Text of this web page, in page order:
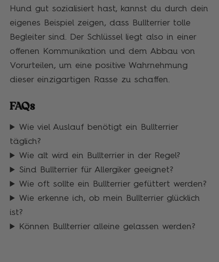
Hund gut sozialisiert hast, kannst du durch dein
eigenes Beispiel zeigen, dass Bullterrier tolle
Begleiter sind. Der Schlüssel liegt also in einer
offenen Kommunikation und dem Abbau von
Vorurteilen, um eine positive Wahrnehmung
dieser einzigartigen Rasse zu schaffen.
FAQs
Wie viel Auslauf benötigt ein Bullterrier
täglich?
Wie alt wird ein Bullterrier in der Regel?
Sind Bullterrier für Allergiker geeignet?
Wie oft sollte ein Bullterrier gefüttert werden?
Wie erkenne ich, ob mein Bullterrier glücklich
ist?
Können Bullterrier alleine gelassen werden?